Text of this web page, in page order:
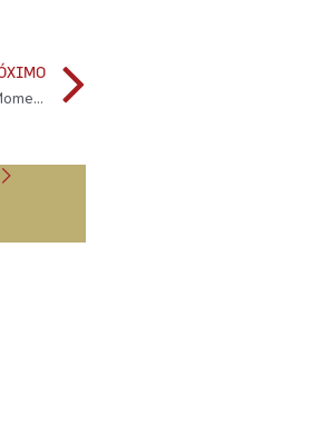
Six Senses Douro Valley cria programa de fidelização Wine Moments